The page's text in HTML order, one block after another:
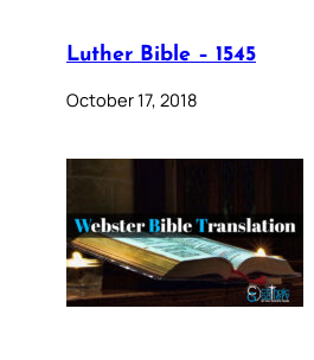
Luther Bible – 1545
October 17, 2018